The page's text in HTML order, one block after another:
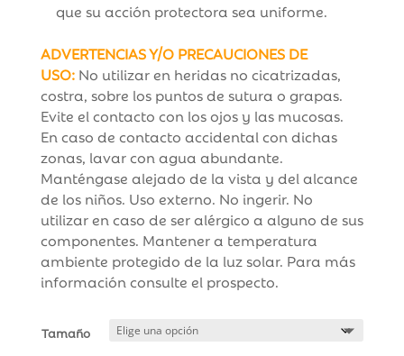
que su acción protectora sea uniforme.
ADVERTENCIAS Y/O PRECAUCIONES DE
USO:No utilizar en heridas no cicatrizadas,
costra, sobre los puntos de sutura o grapas.
Evite el contacto con los ojos y las mucosas.
En caso de contacto accidental con dichas
zonas, lavar con agua abundante.
Manténgase alejado de la vista y del alcance
de los niños. Uso externo. No ingerir. No
utilizar en caso de ser alérgico a alguno de sus
componentes. Mantener a temperatura
ambiente protegido de la luz solar. Para más
información consulte el prospecto.
Tamaño